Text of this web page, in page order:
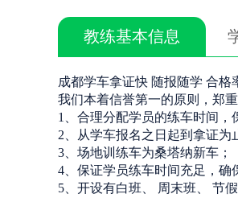
教练基本信息
成都学车拿证快 随报随学 合格
我们本着信誉第一的原则，郑
1、合理分配学员的练车时间，
2、从学车报名之日起到拿证为
3、场地训练车为桑塔纳新车；
4、保证学员练车时间充足，确
5、开设有白班、 周末班、 节